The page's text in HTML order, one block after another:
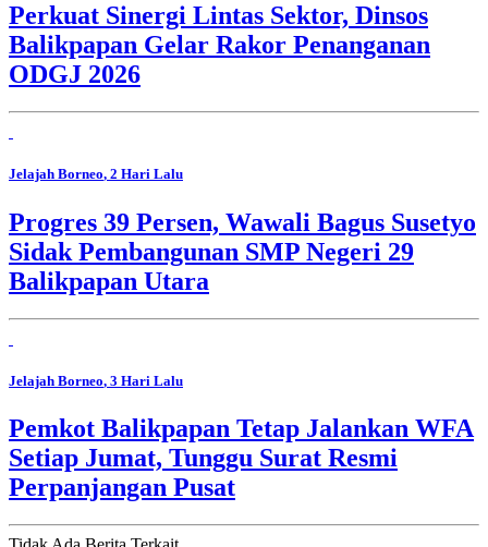
Perkuat Sinergi Lintas Sektor, Dinsos
Balikpapan Gelar Rakor Penanganan
ODGJ 2026
Jelajah Borneo, 2 Hari Lalu
Progres 39 Persen, Wawali Bagus Susetyo
Sidak Pembangunan SMP Negeri 29
Balikpapan Utara
Jelajah Borneo, 3 Hari Lalu
Pemkot Balikpapan Tetap Jalankan WFA
Setiap Jumat, Tunggu Surat Resmi
Perpanjangan Pusat